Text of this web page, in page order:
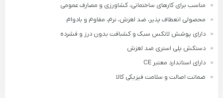
مناسب برای کارهای ساختمانی، کشاورزی و مصارف عمومی
محصولی انعطاف پذیر، ضد لغزش، نرم، مقاوم و بادوام
دارای پوشش لاتکس سبک و کشبافت بدون درز و فشرده
دستکش پلی استری ضد لغزش
دارای استاندارد معتبر CE
ضمانت اصالت و سلامت فیزیکی کالا